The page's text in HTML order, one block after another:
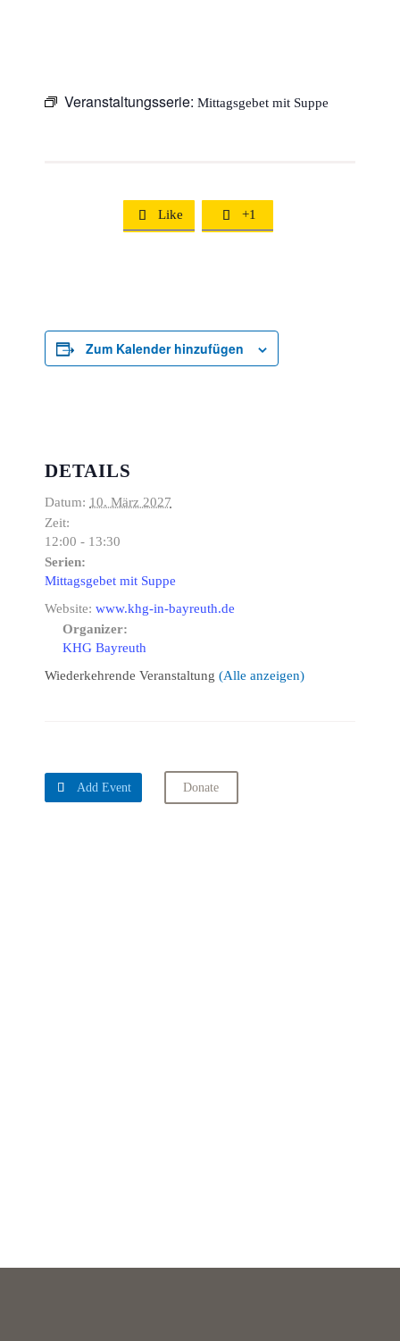
Veranstaltungsserie: Mittagsgebet mit Suppe
 Like  +1
Zum Kalender hinzufügen
DETAILS
Datum: 10. März 2027
Zeit:
12:00 - 13:30
Serien:
Mittagsgebet mit Suppe
Website: www.khg-in-bayreuth.de
Organizer:
KHG Bayreuth
Wiederkehrende Veranstaltung (Alle anzeigen)
 Add Event Donate